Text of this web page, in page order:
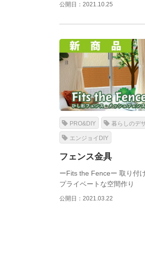
公開日：2021.10.25
PRO&DIY 暮らしのデ
エンジョイDIY
フェンス金具
ーFits the Fenceー 取り付
プライベートな空間作り
公開日：2021.03.22